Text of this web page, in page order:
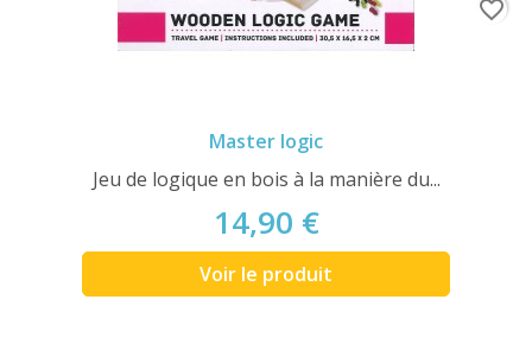
Master logic
Jeu de logique en bois à la manière du...
14,90 €
Voir le produit
favorite_border